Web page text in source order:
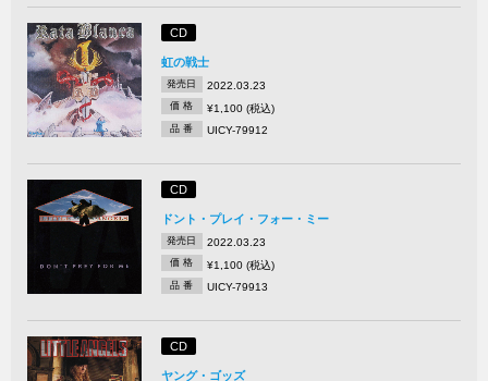
CD
虹の戦士
発売日 2022.03.23
価 格 ¥1,100 (税込)
品 番 UICY-79912
CD
ドント・プレイ・フォー・ミー
発売日 2022.03.23
価 格 ¥1,100 (税込)
品 番 UICY-79913
CD
ヤング・ゴッズ